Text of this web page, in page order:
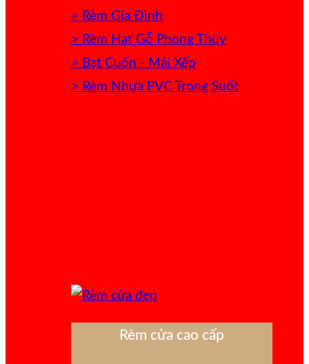
> Rèm Gia Đình
> Rèm Hạt Gỗ Phong Thủy
> Bạt Cuốn - Mái Xếp
> Rèm Nhựa PVC Trong Suốt
Rèm cửa cao cấp